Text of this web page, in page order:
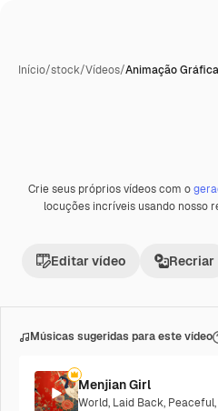
Início/stock/Vídeos/Animação
Crie seus próprios vídeos com o
locuções incríveis usando nosso
Editar vídeo Recriar
Músicas sugeridas para este vídeo
Menjian Girl
World, Laid Back, Peaceful,